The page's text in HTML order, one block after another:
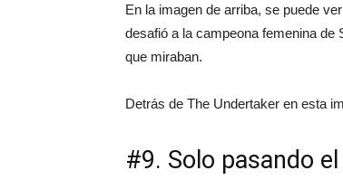
En la imagen de arriba, se puede
desafió a la campeona femenina de
que miraban.
Detrás de The Undertaker en esta
#9. Solo pasando